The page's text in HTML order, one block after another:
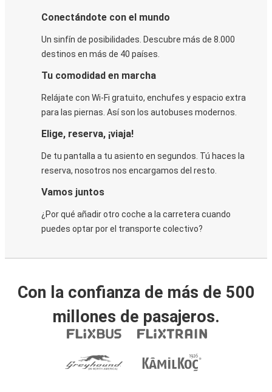
Conectándote con el mundo
Un sinfín de posibilidades. Descubre más de 8.000
destinos en más de 40 países.
Tu comodidad en marcha
Relájate con Wi-Fi gratuito, enchufes y espacio extra
para las piernas. Así son los autobuses modernos.
Elige, reserva, ¡viaja!
De tu pantalla a tu asiento en segundos. Tú haces la
reserva, nosotros nos encargamos del resto.
Vamos juntos
¿Por qué añadir otro coche a la carretera cuando
puedes optar por el transporte colectivo?
Con la confianza de más de 500
millones de pasajeros.